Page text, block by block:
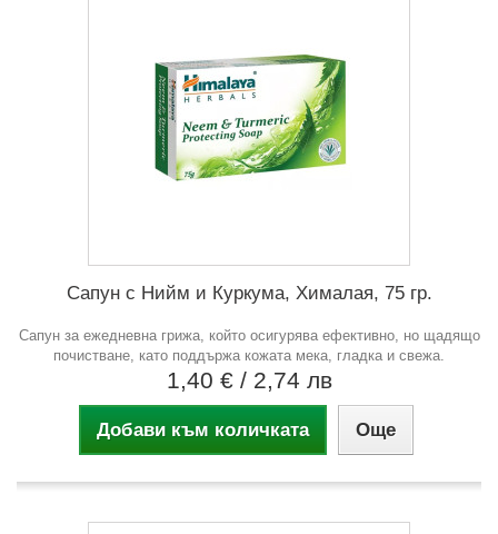
Сапун с Нийм и Куркума, Хималая, 75 гр.
Сапун за ежедневна грижа, който осигурява ефективно, но щадящо
почистване, като поддържа кожата мека, гладка и свежа.
1,40 € / 2,74 лв
Добави към количката Още